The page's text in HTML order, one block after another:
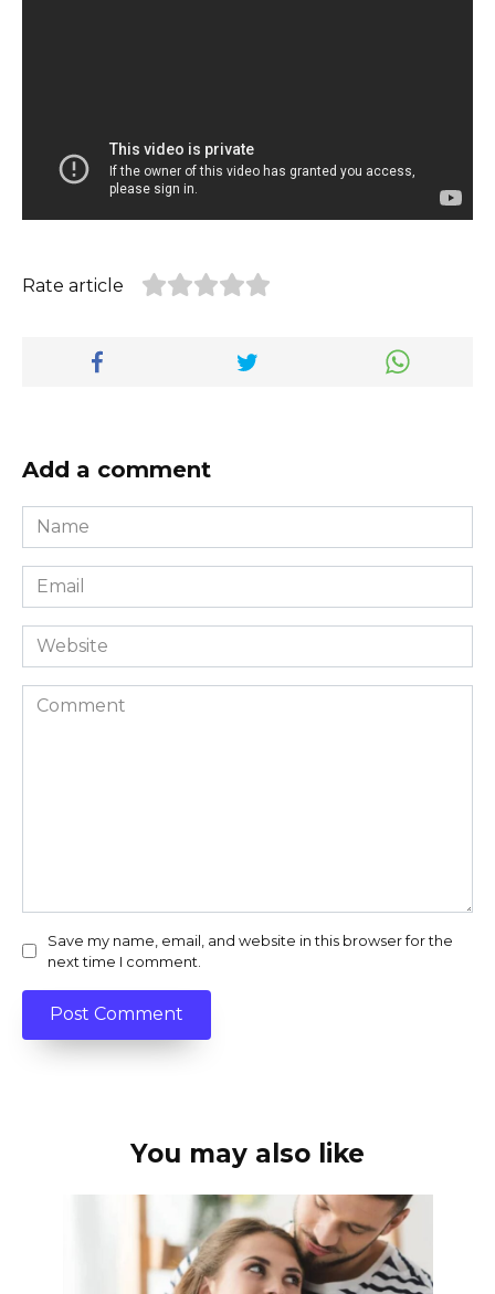
Rate article
Add a comment
Name
*
Email
*
Website
Comment
Save my name, email, and website in this browser for the
next time I comment.
You may also like